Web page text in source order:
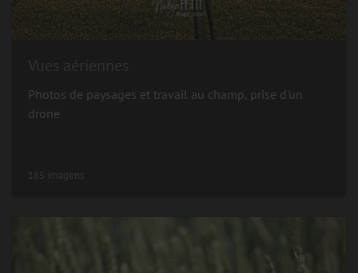
Photos de paysages et travail au champ, prise d'un
drone
185 imagens